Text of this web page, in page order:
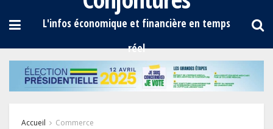
Accueil Commerce